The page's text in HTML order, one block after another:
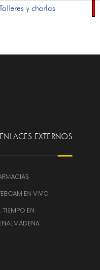
y charlas
ENLACES EXTERNOS
EN VIVO
TIEMPO EN